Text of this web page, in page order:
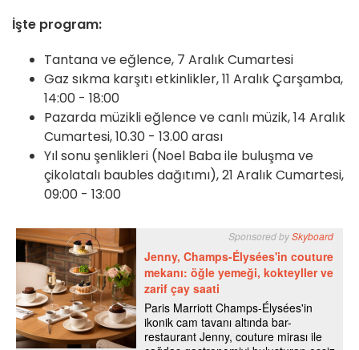
İşte program:
Tantana ve eğlence, 7 Aralık Cumartesi
Gaz sıkma karşıtı etkinlikler, 11 Aralık Çarşamba,
14:00 - 18:00
Pazarda müzikli eğlence ve canlı müzik, 14 Aralık
Cumartesi, 10.30 - 13.00 arası
Yıl sonu şenlikleri (Noel Baba ile buluşma ve
çikolatalı baubles dağıtımı), 21 Aralık Cumartesi,
09:00 - 13:00